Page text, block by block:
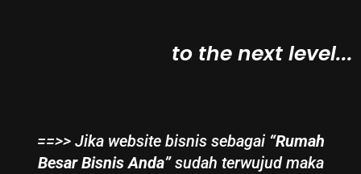
to the next level...
==>> Jika website bisnis sebagai “Rumah
Besar Bisnis Anda”sudah terwujud maka